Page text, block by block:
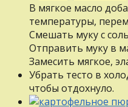
В мягкое масло
температуры,
Смешать муку с
Отправить муку в
Зaмecить мягкое,
Убрать тесто в
чтобы отдохнуло.